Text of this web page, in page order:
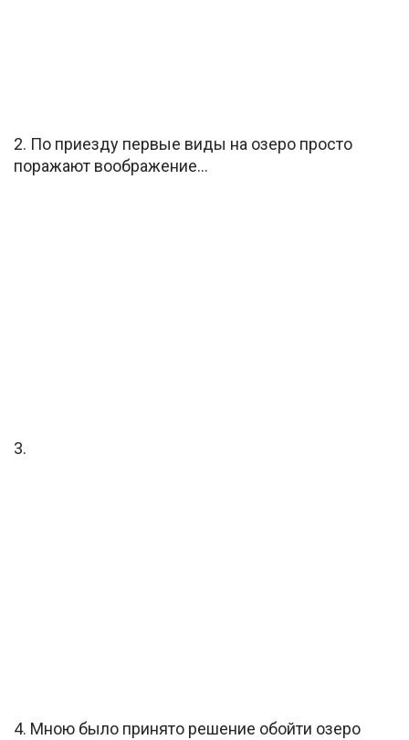
2. По приезду первые виды на озеро просто
поражают воображение…
3.
4. Мною было принято решение обойти озеро